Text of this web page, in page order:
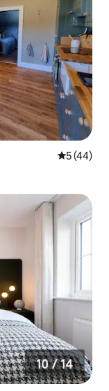
5 av 5 i
5 (44)